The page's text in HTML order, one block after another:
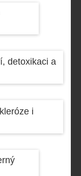
detoxikaci a
i